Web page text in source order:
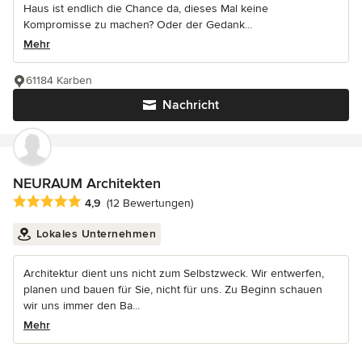
Haus ist endlich die Chance da, dieses Mal keine
Kompromisse zu machen? Oder der Gedank...
Mehr
Nachricht
61184 Karben
NEURAUM Architekten
Durchschnittliche Bewertung: 4.9 von 5 Sternen
4,9 (12 Bewertungen)
Lokales Unternehmen
Architektur dient uns nicht zum Selbstzweck. Wir entwerfen,
planen und bauen für Sie, nicht für uns. Zu Beginn schauen
wir uns immer den Ba...
Mehr